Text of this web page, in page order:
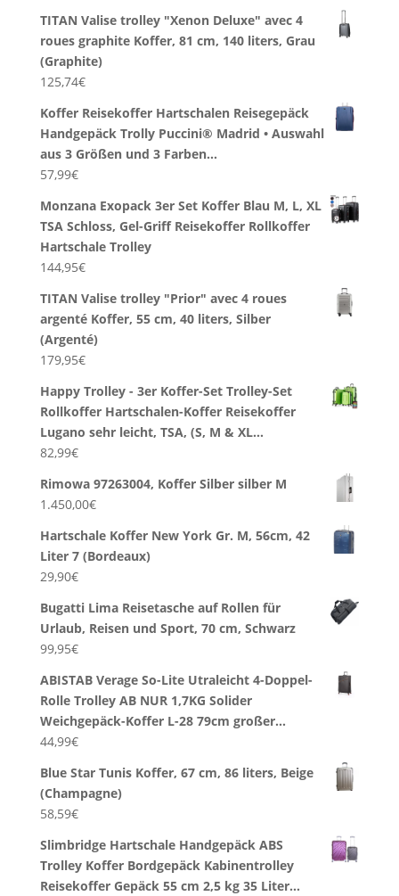
TITAN Valise trolley "Xenon Deluxe" avec 4
roues graphite Koffer, 81 cm, 140 liters, Grau
(Graphite)
125,74€
Koffer Reisekoffer Hartschalen Reisegepäck
Handgepäck Trolly Puccini® Madrid • Auswahl
aus 3 Größen und 3 Farben…
57,99€
Monzana Exopack 3er Set Koffer Blau M, L, XL
TSA Schloss, Gel-Griff Reisekoffer Rollkoffer
Hartschale Trolley
144,95€
TITAN Valise trolley "Prior" avec 4 roues
argenté Koffer, 55 cm, 40 liters, Silber
(Argenté)
179,95€
Happy Trolley - 3er Koffer-Set Trolley-Set
Rollkoffer Hartschalen-Koffer Reisekoffer
Lugano sehr leicht, TSA, (S, M & XL…
82,99€
Rimowa 97263004, Koffer Silber silber M
1.450,00€
Hartschale Koffer New York Gr. M, 56cm, 42
Liter 7 (Bordeaux)
29,90€
Bugatti Lima Reisetasche auf Rollen für
Urlaub, Reisen und Sport, 70 cm, Schwarz
99,95€
ABISTAB Verage So-Lite Utraleicht 4-Doppel-
Rolle Trolley AB NUR 1,7KG Solider
Weichgepäck-Koffer L-28 79cm großer…
44,99€
Blue Star Tunis Koffer, 67 cm, 86 liters, Beige
(Champagne)
58,59€
Slimbridge Hartschale Handgepäck ABS
Trolley Koffer Bordgepäck Kabinentrolley
Reisekoffer Gepäck 55 cm 2,5 kg 35 Liter…